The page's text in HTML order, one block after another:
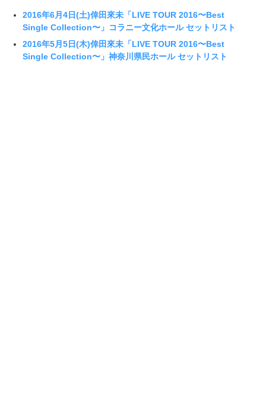
2016年6月4日(土)倖田來未「LIVE TOUR 2016〜Best
Single Collection〜」コラニー文化ホール セットリスト
2016年5月5日(木)倖田來未「LIVE TOUR 2016〜Best
Single Collection〜」神奈川県民ホール セットリスト